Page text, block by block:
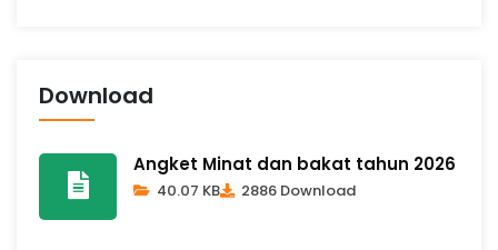
Download
Angket Minat dan bakat tahun 2026
40.07 KB 2886 Download